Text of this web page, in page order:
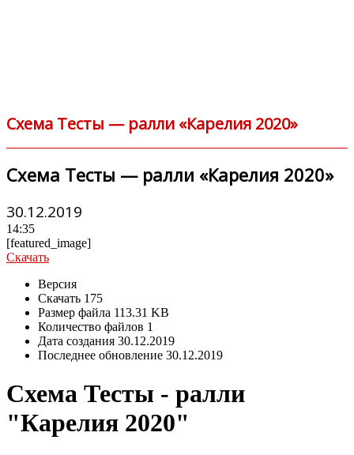
Схема Тесты — ралли «Карелия 2020»
Схема Тесты — ралли «Карелия 2020»
30.12.2019
14:35
[featured_image]
Скачать
Версия
Скачать 175
Размер файла 113.31 KB
Количество файлов 1
Дата создания 30.12.2019
Последнее обновление 30.12.2019
Схема Тесты - ралли
"Карелия 2020"